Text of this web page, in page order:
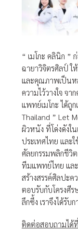
“ เมโกะ คลินิก ”
ฉายาวิจิตรศิลป์ ใ
และคุณภาพเป็นห
ความไว้วางใจ จ
แพทย์เมโกะ ได้ถู
Thailand ” Let
ผิวหนัง ที่โด่งดังใ
ประเทศไทย และ
ศัลยกรรมพลิกชีวิต
ทีมแพทย์ไทย แล
สร้างสรรค์ศิลปะ
ตอบรับกับโครงศีร
ลึกซึ้ง เราจึงได้รั
ติดต่อสอบถามได้ที่